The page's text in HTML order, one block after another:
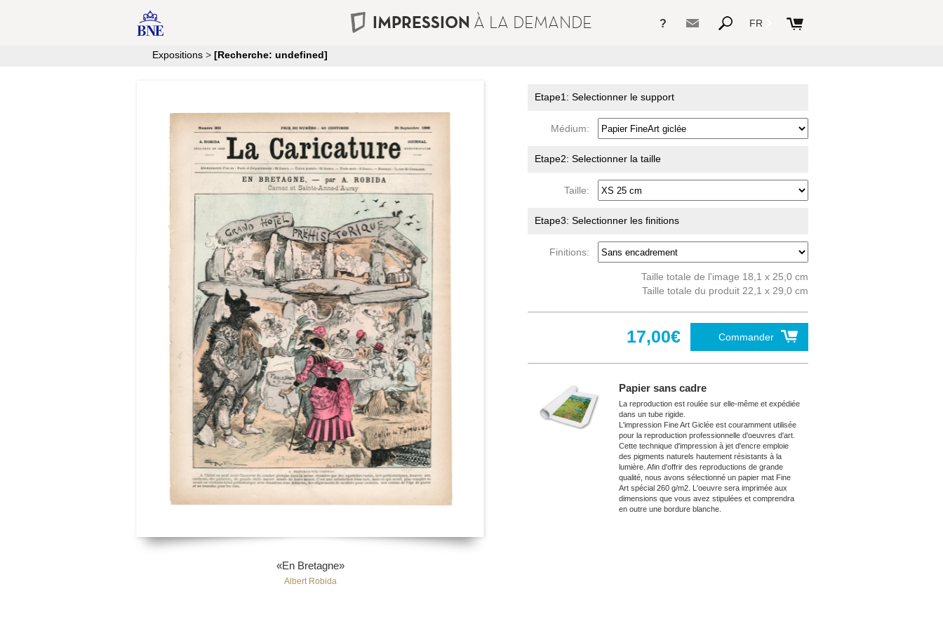
? FR
IMPRESSION À LA DEMANDE
Expositions > [Recherche: undefined]
«En Bretagne»
Albert Robida
Etape1: Selectionner le support
Médium:
Etape2: Selectionner la taille
Taille:
Etape3: Selectionner les finitions
Finitions:
Taille totale de l'image 18,1 x 25,0 cm
Taille totale du produit 22,1 x 29,0 cm
Commander
17,00€
Papier sans cadre
La reproduction est roulée sur elle-même et expédiée
dans un tube rigide.
L'impression Fine Art Giclée est couramment utilisée
pour la reproduction professionnelle d'oeuvres d'art.
Cette technique d'impression à jet d'encre emploie
des pigments naturels hautement résistants à la
lumière. Afin d'offrir des reproductions de grande
qualité, nous avons sélectionné un papier mat Fine
Art spécial 260 g/m2. L'oeuvre sera imprimée aux
dimensions que vous avez stipulées et comprendra
en outre une bordure blanche.